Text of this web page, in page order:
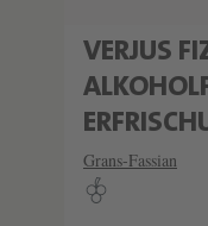
VERJUS
Grans-Fassian